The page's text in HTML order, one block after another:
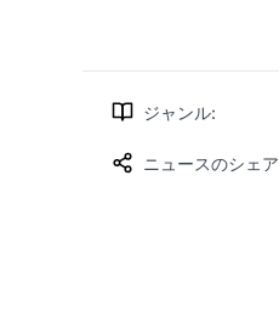
ジャンル:
ニュースのシェア